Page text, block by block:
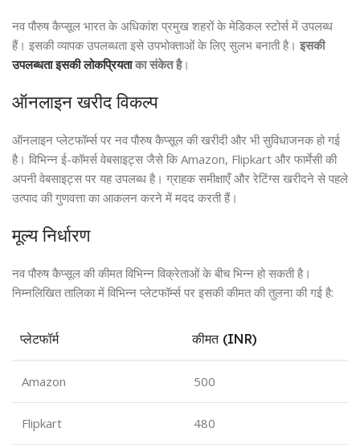
नव पौरुष कैप्सूल भारत के अधिकांश प्रमुख शहरों के मेडिकल स्टोर्स में उपलब्ध
हैं। इसकी व्यापक उपलब्धता इसे उपभोक्ताओं के लिए सुलभ बनाती है। इसकी
उपलब्धता इसकी लोकप्रियताका संकेत है।
ऑनलाइन खरीद विकल्प
ऑनलाइन प्लेटफॉर्म्स पर नव पौरुष कैप्सूल की खरीदी और भी सुविधाजनक हो गई
है। विभिन्न ई-कॉमर्स वेबसाइट्स जैसे कि Amazon, Flipkart और फार्मेसी की
अपनी वेबसाइट्स पर यह उपलब्ध है। ग्राहक समीक्षाएँ और रेटिंग्स खरीदने से पहले
उत्पाद की गुणवत्ता का आकलन करने में मदद करती हैं।
मूल्य निर्धारण
नव पौरुष कैप्सूल की कीमत विभिन्न विक्रेताओं के बीच भिन्न हो सकती है।
निम्नलिखित तालिका में विभिन्न प्लेटफॉर्म्स पर इसकी कीमत की तुलना की गई है:
प्लेटफॉर्म कीमत (INR)
Amazon 500
Flipkart 480